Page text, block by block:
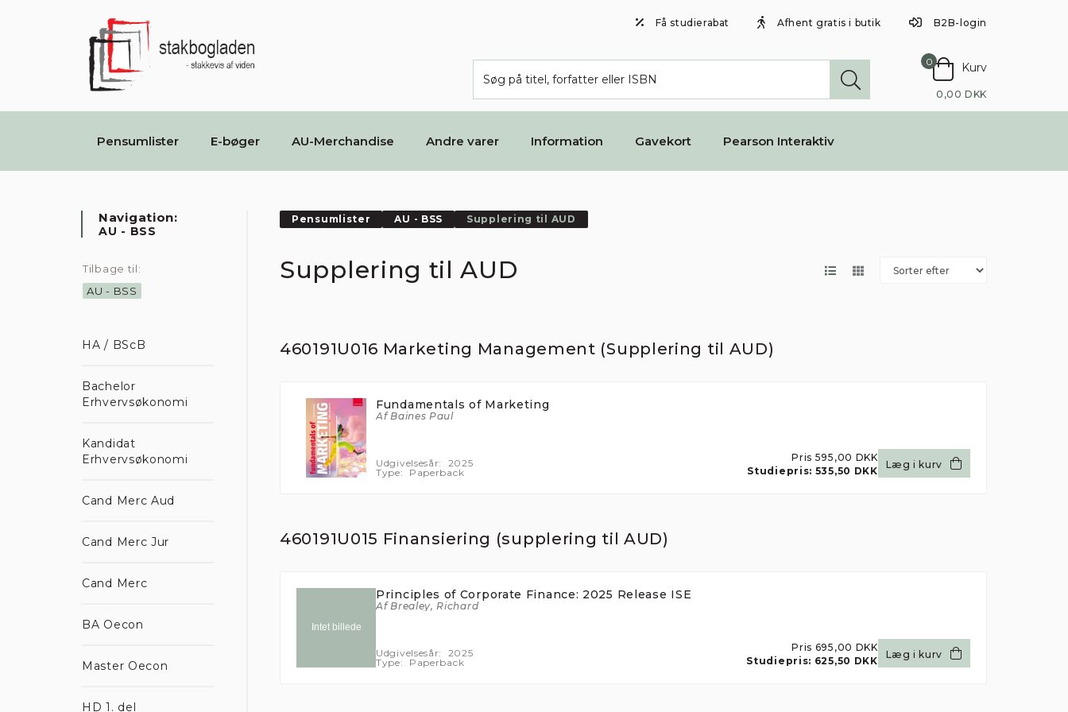
Denne hjemmeside bruger cookies
Når du besøger Stakbogladens hjemmeside anvender vi cookies til at
registrere, hvad vores kunder ser på i butikken, styre købsflow samt til at måle
trafikken på hjemmesiden. Vi benytter disse oplysninger til at forbedre vores
Få studierabat Afhent gratis i butik B2B-login
0 Kurv
0,00 DKK
Pensumlister E-bøger AU-Merchandise Andre varer Information Gavekort Pearson Interaktiv
Navigation:
AU - BSS
Tilbage til:
AU - BSS
HA / BScB
Bachelor
Erhvervsøkonomi
Kandidat
Erhvervsøkonomi
Cand Merc Aud
Cand Merc Jur
Cand Merc
BA Oecon
Master Oecon
HD 1. del
Pensumlister AU - BSS Supplering til AUD
Supplering til AUD
460191U016 Marketing Management (Supplering til AUD)
Fundamentals of Marketing
Af Baines Paul
Udgivelsesår:
2025
Type:
Paperback
Pris 595,00 DKK
Studiepris: 535,50 DKK
Læg i kurv
460191U015 Finansiering (supplering til AUD)
Principles of Corporate Finance: 2025 Release ISE
Af Brealey, Richard
Udgivelsesår:
2025
Type:
Paperback
Pris 695,00 DKK
Studiepris: 625,50 DKK
Læg i kurv